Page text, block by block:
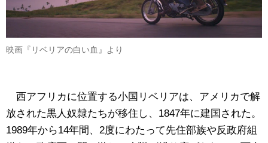
映画『リベリアの白い血』より
西アフリカに位置する小国リベリアは、アメリカで解
放された黒人奴隷たちが移住し、1847年に建国された。
1989年から14年間、2度にわたって先住部族や反政府組